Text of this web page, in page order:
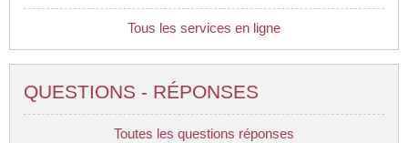
Tous les services en ligne
QUESTIONS - RÉPONSES
Toutes les questions réponses